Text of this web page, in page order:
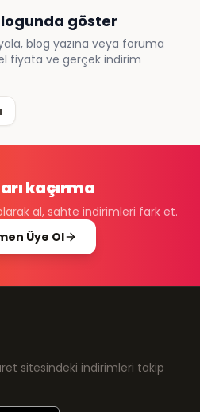
göster
blog yazına veya foruma
fiyata ve gerçek indirim
kaçırma
al, sahte indirimleri fark et.
Üye Ol
sitesindeki indirimleri takip